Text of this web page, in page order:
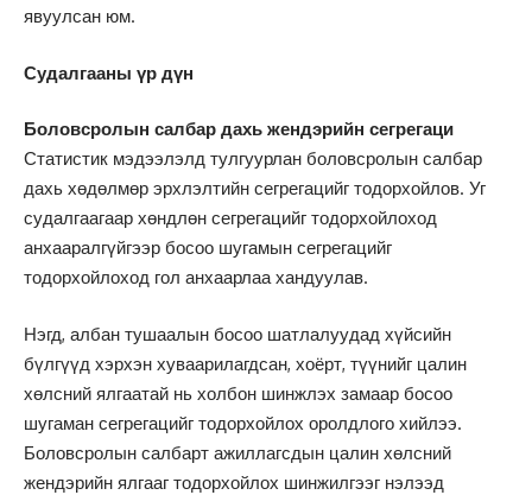
явуулсан юм.
Судалгааны үр дүн
Боловсролын салбар дахь жендэрийн сегрегаци
Статистик мэдээлэлд тулгуурлан боловсролын салбар
дахь хөдөлмөр эрхлэлтийн сегрегацийг тодорхойлов. Уг
судалгаагаар хөндлөн сегрегацийг тодорхойлоход
анхааралгүйгээр босоо шугамын сегрегацийг
тодорхойлоход гол анхаарлаа хандуулав.
Нэгд, албан тушаалын босоо шатлалуудад хүйсийн
бүлгүүд хэрхэн хуваарилагдсан, хоёрт, түүнийг цалин
хөлсний ялгаатай нь холбон шинжлэх замаар босоо
шугаман сегрегацийг тодорхойлох оролдлого хийлээ.
Боловсролын салбарт ажиллагсдын цалин хөлсний
жендэрийн ялгааг тодорхойлох шинжилгээг нэлээд